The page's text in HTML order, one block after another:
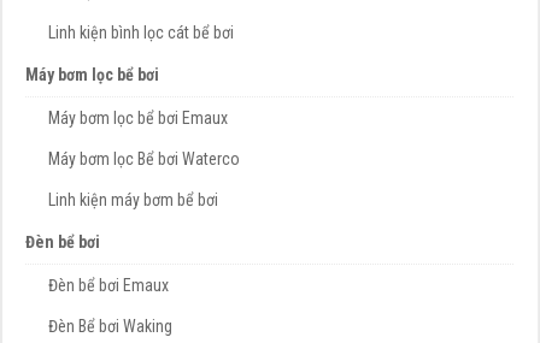
Linh kiện bình lọc cát bể bơi
Máy bơm lọc bể bơi
Máy bơm lọc bể bơi Emaux
Máy bơm lọc Bể bơi Waterco
Linh kiện máy bơm bể bơi
Đèn bể bơi
Đèn bể bơi Emaux
Đèn Bể bơi Waking